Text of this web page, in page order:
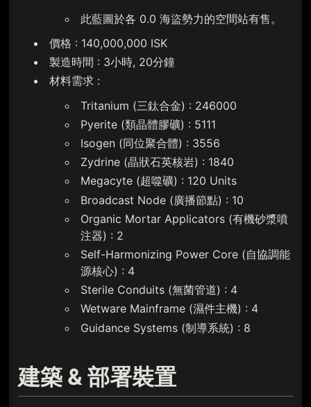
此藍圖於各 0.0 海盜勢力的空間站有售。
價格 : 140,000,000 ISK
製造時間 : 3小時, 20分鐘
材料需求 :
Tritanium (三鈦合金) : 246000
Pyerite (類晶體膠礦) : 5111
Isogen (同位聚合體) : 3556
Zydrine (晶狀石英核岩) : 1840
Megacyte (超噬礦) : 120 Units
Broadcast Node (廣播節點) : 10
Organic Mortar Applicators (有機砂漿噴
注器) : 2
Self-Harmonizing Power Core (自協調能
源核心) : 4
Sterile Conduits (無菌管道) : 4
Wetware Mainframe (濕件主機) : 4
Guidance Systems (制導系統) : 8
建築 & 部署裝置